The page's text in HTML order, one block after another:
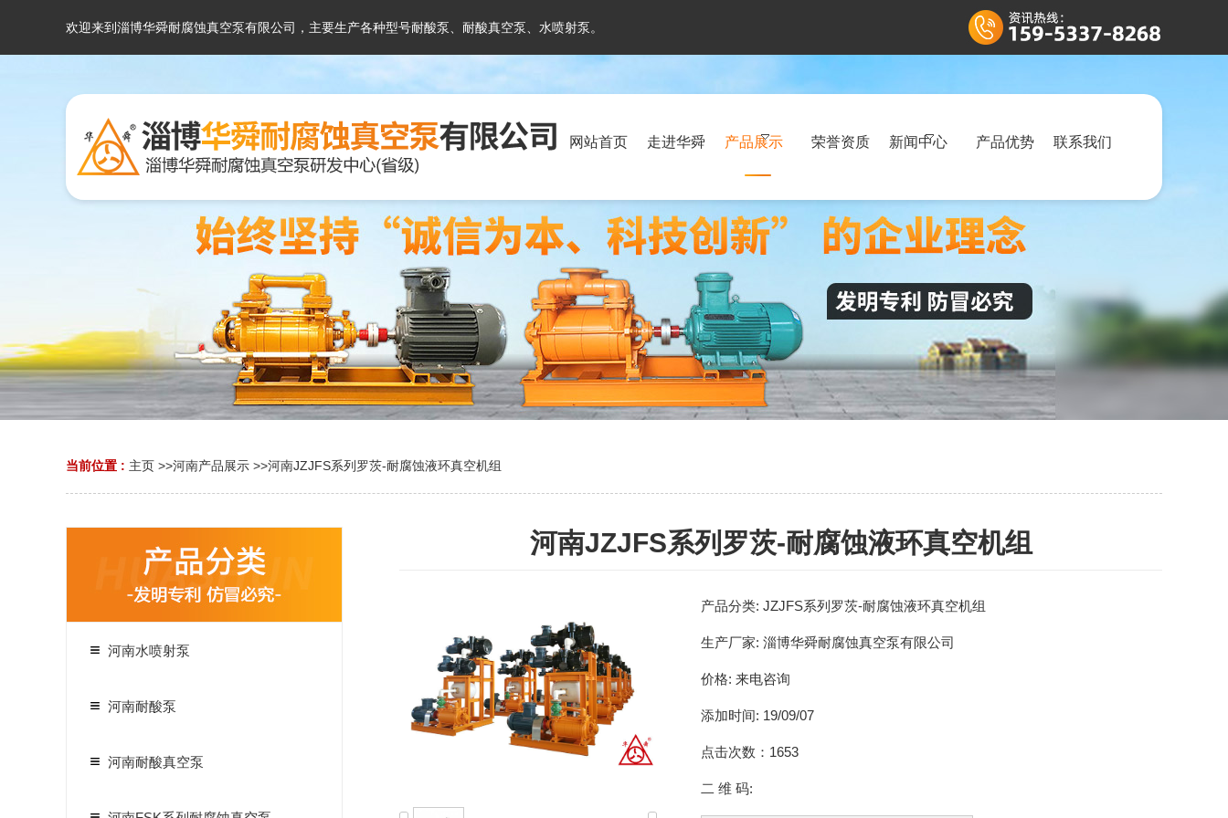
欢迎来到淄博华舜耐腐蚀真空泵有限公司，主要生产各种型号耐酸泵、耐酸真空泵、水喷射泵。
网站首页 走进华舜 产品展示 荣誉资质 新闻中心 产品优势 联系我们
当前位置 : 主页 >>河南产品展示 >>河南JZJFS系列罗茨-耐腐蚀液环真空机组
河南水喷射泵
河南耐酸泵
河南耐酸真空泵
河南JZJFS系列罗茨-耐腐蚀液环真空机组
产品分类: JZJFS系列罗茨-耐腐蚀液环真空机组
生产厂家: 淄博华舜耐腐蚀真空泵有限公司
价格: 来电咨询
添加时间: 19/09/07
点击次数： 1653
二 维 码: